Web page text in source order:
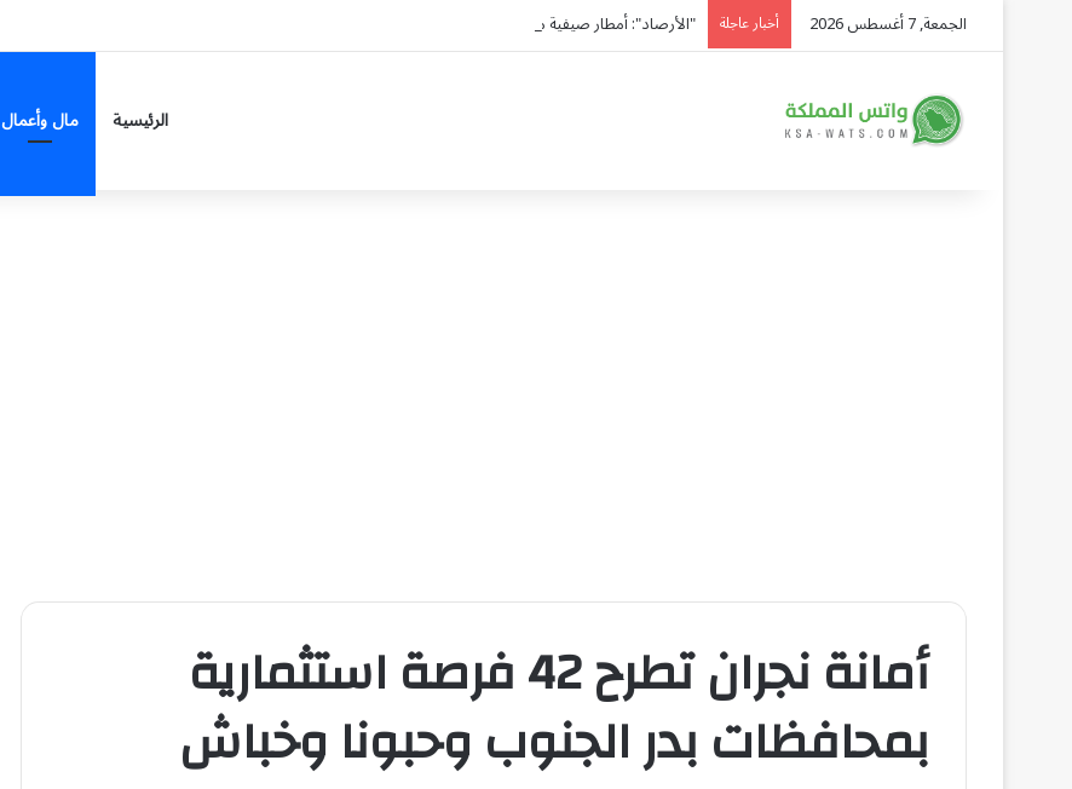
الجمعة, 7 أغسطس 2026 أخبار عاجلة "الأرصاد": أمطار صيفية متوقعة على 7 مناطق
الرئيسية مال وأعمال
أمانة نجران تطرح 42 فرصة استثمارية
بمحافظات بدر الجنوب وحبونا وخباش